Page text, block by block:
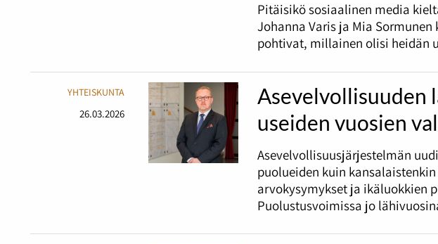
Pitäisikö sosiaalinen media
Johanna Varis ja Mia
pohtivat, millainen olisi heidän
YHTEISKUNTA
26.03.2026
Asevelvollisuuden
useiden vuosien
Asevelvollisuusjärjestelmän
puolueiden kuin
arvokysymykset ja ikäluokkien
Puolustusvoimissa jo